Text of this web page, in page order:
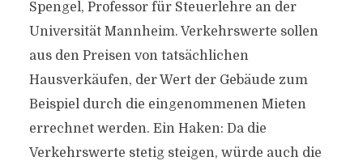
Spengel, Professor für Steuerlehre an der
Universität Mannheim. Verkehrswerte sollen
aus den Preisen von tatsächlichen
Hausverkäufen, der Wert der Gebäude zum
Beispiel durch die eingenommenen Mieten
errechnet werden. Ein Haken: Da die
Verkehrswerte stetig steigen, würde auch die